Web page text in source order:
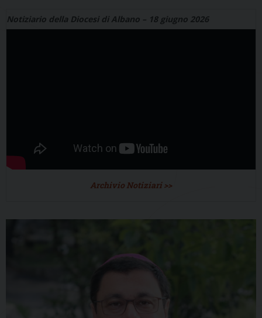
Notiziario della Diocesi di Albano – 18 giugno 2026
Archivio Notiziari >>